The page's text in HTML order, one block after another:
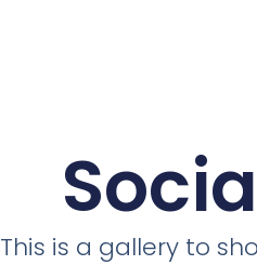
This is a gallery to